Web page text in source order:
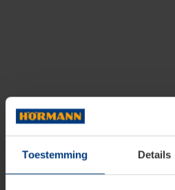
Toestemming Details